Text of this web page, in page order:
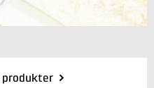
produkter